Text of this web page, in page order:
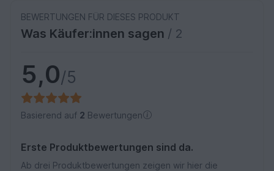
BEWERTUNGEN FÜR DIESES PRODUKT
Was Käufer:innen sagen / 2
5,0/5
Basierend auf 2 Bewertungen
Erste Produktbewertungen sind da.
Ab drei Produktbewertungen zeigen wir hier die